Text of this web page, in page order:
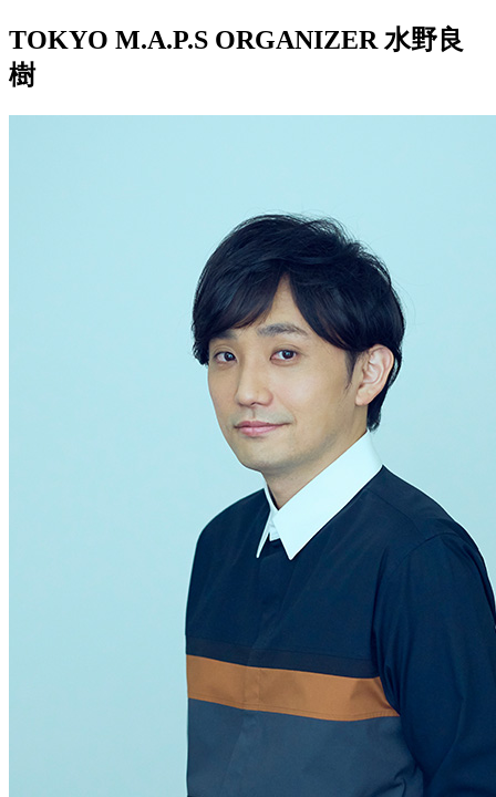
TOKYO M.A.P.S ORGANIZER 水野良
樹